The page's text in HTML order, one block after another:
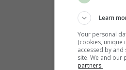
Learn
Your personal
(cookies, unique
accessed by
site. We and our
partners.